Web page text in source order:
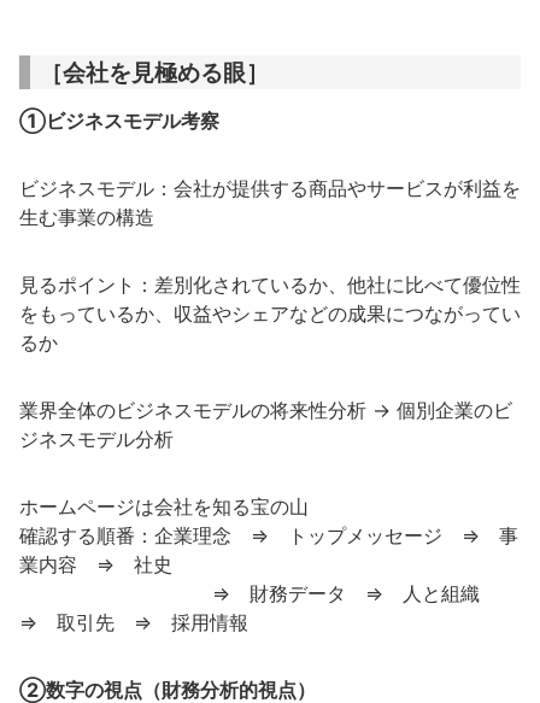
［会社を見極める眼］
①ビジネスモデル考察
ビジネスモデル：会社が提供する商品やサービスが利益を
生む事業の構造
見るポイント：差別化されているか、他社に比べて優位性
をもっているか、収益やシェアなどの成果につながってい
るか
業界全体のビジネスモデルの将来性分析 → 個別企業のビ
ジネスモデル分析
ホームページは会社を知る宝の山
確認する順番：企業理念 ⇒ トップメッセージ ⇒ 事
業内容 ⇒ 社史
⇒ 財務データ ⇒ 人と組織
⇒ 取引先 ⇒ 採用情報
②数字の視点（財務分析的視点）